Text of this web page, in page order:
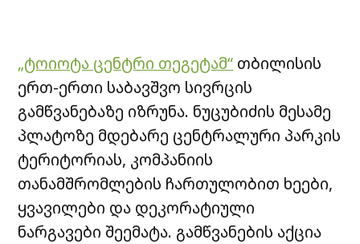
„ტოიოტა ცენტრი თეგეტამ“ თბილისის
ერთ-ერთი საბავშვო სივრცის
გამწვანებაზე იზრუნა. ნუცუბიძის მესამე
პლატოზე მდებარე ცენტრალური პარკის
ტერიტორიას, კომპანიის
თანამშრომლების ჩართულობით ხეები,
ყვავილები და დეკორატიული
ნარგავები შეემატა. გამწვანების აქცია